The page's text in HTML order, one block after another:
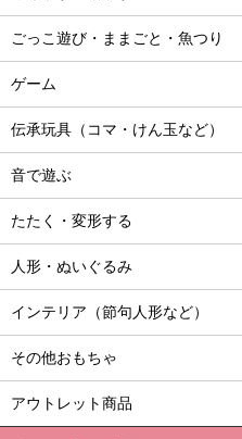
ごっこ遊び・ままごと・魚つり
ゲーム
伝承玩具（コマ・けん玉など）
音で遊ぶ
たたく・変形する
人形・ぬいぐるみ
インテリア（節句人形など）
その他おもちゃ
アウトレット商品